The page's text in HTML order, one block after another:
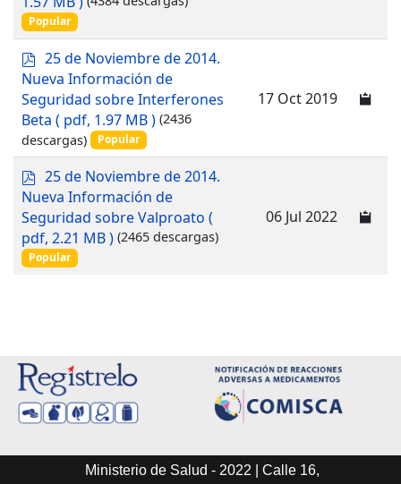
Popular
p
d
f
25 de Noviembre de 2014.
Nueva Información de
Seguridad sobre Interferones
Beta ( pdf, 1.97 MB ) (2436
descargas)
Popular
17 Oct 2019
p
d
f
25 de Noviembre de 2014.
Nueva Información de
Seguridad sobre Valproato (
pdf, 2.21 MB ) (2465 descargas)
Popular
06 Jul 2022
Ministerio de Salud - 2022 | Calle 16,